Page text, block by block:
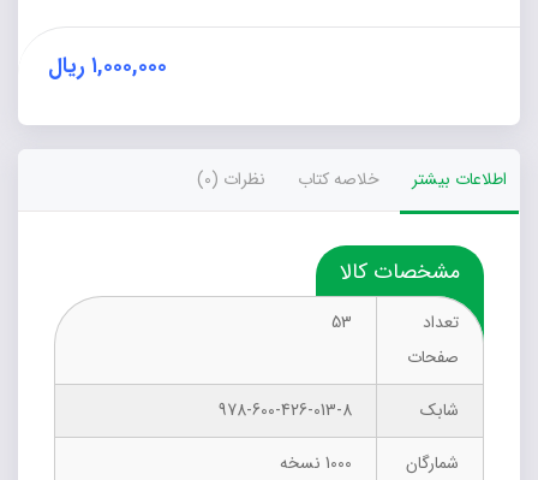
(کتاب
۱,۰۰۰,۰۰۰ ریال
اطلاعات بیشتر خلاصه کتاب نظرات (0)
مشخصات کالا
تعداد
صفحات
53
شابک
978-600-426-013-8
شمارگان
1000 نسخه